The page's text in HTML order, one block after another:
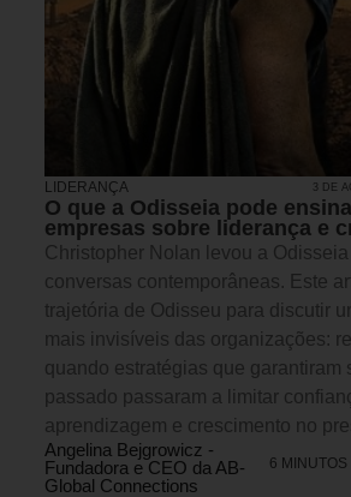
LIDERANÇA 3 DE
O que a Odisseia pode
empresas sobre liderança e
Christopher Nolan levou a
conversas contemporâneas. Este
trajetória de Odisseu para discutir
mais invisíveis das organizações:
quando estratégias que garantiram
passado passaram a limitar
aprendizagem e crescimento no
Angelina Bejgrowicz -
Fundadora e CEO da AB-
Global Connections
6 MINUTOS